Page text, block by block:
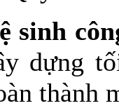
sinh
dựng
thành